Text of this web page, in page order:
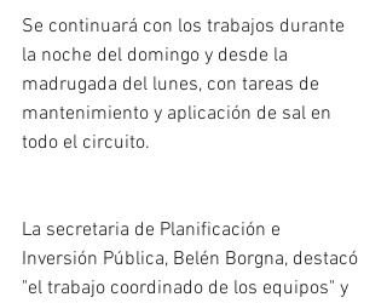
Se continuará con los trabajos durante
la noche del domingo y desde la
madrugada del lunes, con tareas de
mantenimiento y aplicación de sal en
todo el circuito.
La secretaria de Planificación e
Inversión Pública, Belén Borgna, destacó
"el trabajo coordinado de los equipos" y